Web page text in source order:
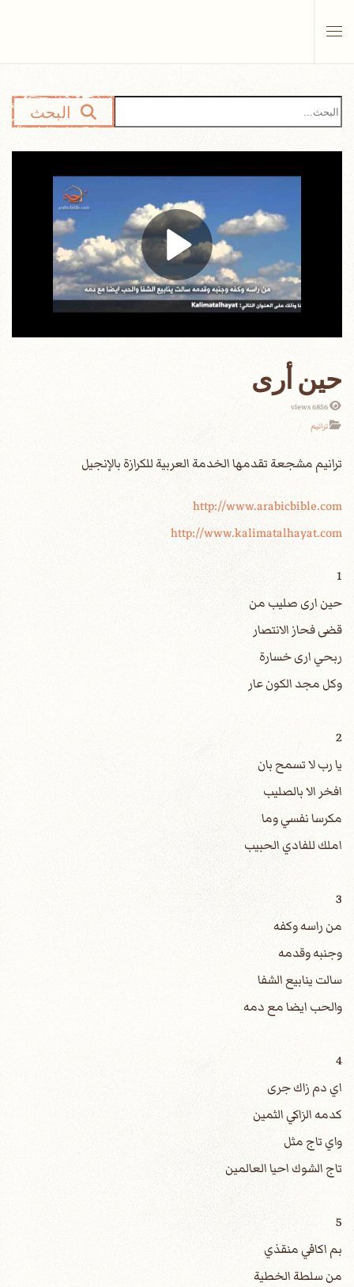
البحث
حين أرى
6856 views
ترانيم
http://www.arabicbible.com
http://www.kalimatalhayat.com
1
حين ارى صليب من
قضى فحاز الانتصار
ربحي ارى خسارة
وكل مجد الكون عار
2
يا رب لا تسمح بان
افخر الا بالصليب
مكرسا نفسي وما
املك للفادي الحبيب
3
من راسه وكفه
وجنبه وقدمه
سالت ينابيع الشفا
والحب ايضا مع دمه
4
اي دم زاك جرى
كدمه الزاكي الثمين
واي تاج مثل
تاج الشوك احيا العالمين
5
بم اكافي منقذي
من سلطة الخطية